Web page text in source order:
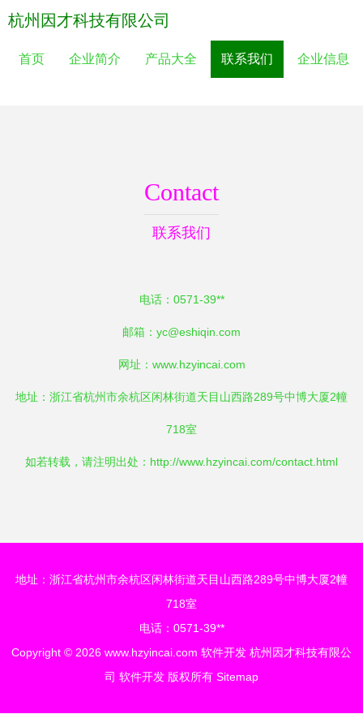
杭州因才科技有限公司
首页 企业简介 产品大全 联系我们 企业信息
Contact
联系我们
电话：0571-39**
邮箱： yc@eshiqin.com
网址： www.hzyincai.com
地址：浙江省杭州市余杭区闲林街道天目山西路289号中博大厦2幢
718室
如若转载，请注明出处：http://www.hzyincai.com/contact.html
地址：浙江省杭州市余杭区闲林街道天目山西路289号中博大厦2幢
718室
电话：0571-39**
Copyright © 2026 www.hzyincai.com 软件开发 杭州因才科技有限公
司 软件开发 版权所有 Sitemap